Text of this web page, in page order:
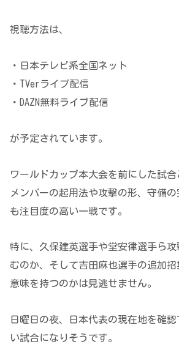
視聴方法は、
・日本テレビ系全国ネット
・TVerライブ配信
・DAZN無料ライブ配信
が予定されています。
ワールドカップ本大会を前にした試合
メンバーの起用法や攻撃の形、守備
も注目度の高い一戦です。
特に、久保建英選手や堂安律選手ら
むのか、そして吉田麻也選手の追加
意味を持つのかは見逃せません。
日曜日の夜、日本代表の現在地を確
い試合になりそうです。